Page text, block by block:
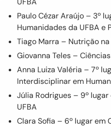
Paulo Cézar Araújo – 3º
Humanidades da UFBA e
Tiago Marra – Nutrição na
Giovanna Teles –
Anna Luiza Valéria – 7º
Interdisciplinar em
Júlia Rodrigues – 9º
UFBA
Clara Sofia – 6º lugar em